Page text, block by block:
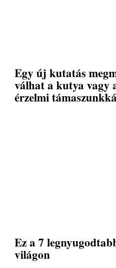
Egy új kutatás
válhat a kutya vagy
érzelmi támaszunkká
Ez a 7
világon